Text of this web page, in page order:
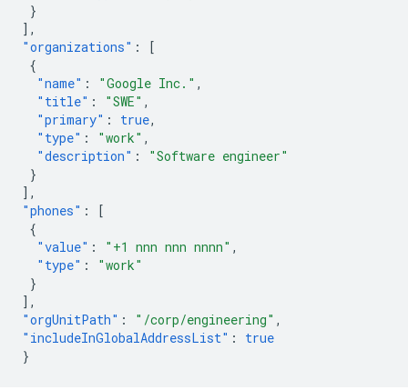
}
],
"organizations" :
[
{
"name" : "Google Inc." ,
"title" : "SWE" ,
"primary" : true,
"type" : "work" ,
"description" :
"Software engineer"
}
],
"phones" :
[
{
"value" : "+1 nnn nnn nnnn" ,
"type" :
"work"
}
],
"orgUnitPath" : "/corp/engineering" ,
"includeInGlobalAddressList" :
true
}